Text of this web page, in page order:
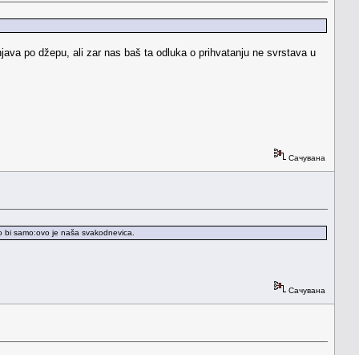
po džepu, ali zar nas baš ta odluka o prihvatanju ne svrstava u
Сачувана
samo:ovo je naša svakodnevica.
Сачувана